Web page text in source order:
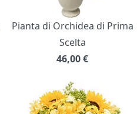
Pianta di Orchidea di Prima
Scelta
46,00€